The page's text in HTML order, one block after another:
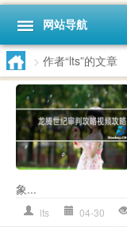
网站导航
> 作者“lts”的文章
象...
lts 04-30